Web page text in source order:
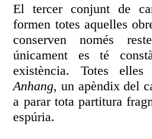
El tercer conjunt de
formen totes aquelles
conserven només
únicament es té
existència. Totes
Anhang, un apèndix del
a parar tota partitura
espúria.